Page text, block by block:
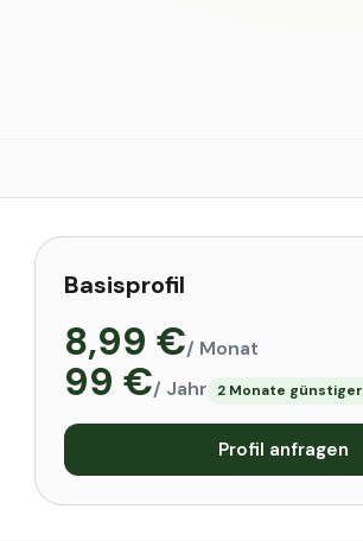
Basisprofil
8,99 €/ Monat
99 €/ Jahr 2 Monate günstiger
Profil anfragen